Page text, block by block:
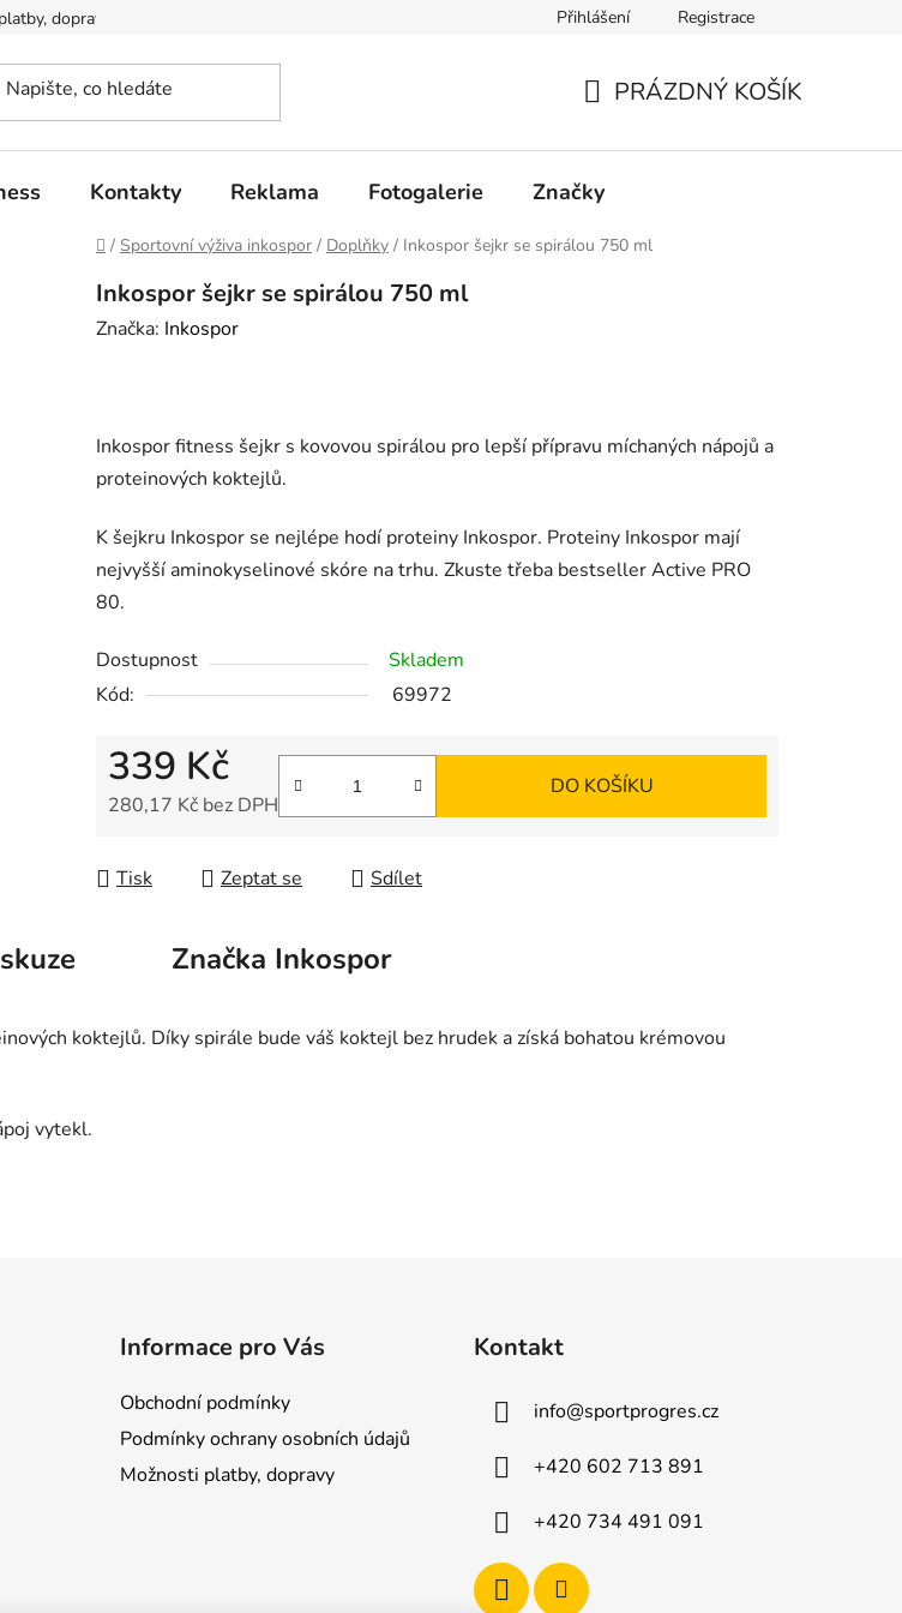
dopravy Přihlášení Registrace
KOŠÍK
PRÁZDNÝ KOŠÍK
Kontakty Reklama Fotogalerie Značky
Domů
/ Sportovní výživa inkospor / Doplňky / Inkospor šejkr se spirálou 750 ml
Inkospor šejkr se spirálou 750 ml
Značka: Inkospor
Inkospor fitness šejkr s kovovou spirálou pro lepší přípravu míchaných nápojů a
proteinových koktejlů.
K šejkru Inkospor se nejlépe hodí proteiny Inkospor. Proteiny Inkospor mají
nejvyšší aminokyselinové skóre na trhu. Zkuste třeba bestseller Active PRO
80.
Dostupnost
Skladem
Kód:
69972
339 Kč
280,17 Kč bez DPH
DO KOŠÍKU
Tisk Zeptat se Sdílet
Značka Inkospor
koktejlů. Díky spirále bude váš koktejl bez hrudek a získá bohatou krémovou
vytekl.
Informace pro Vás
Obchodní podmínky
Podmínky ochrany osobních údajů
Možnosti platby, dopravy
Kontakt
info@sportprogres.cz
+420 602 713 891
+420 734 491 091